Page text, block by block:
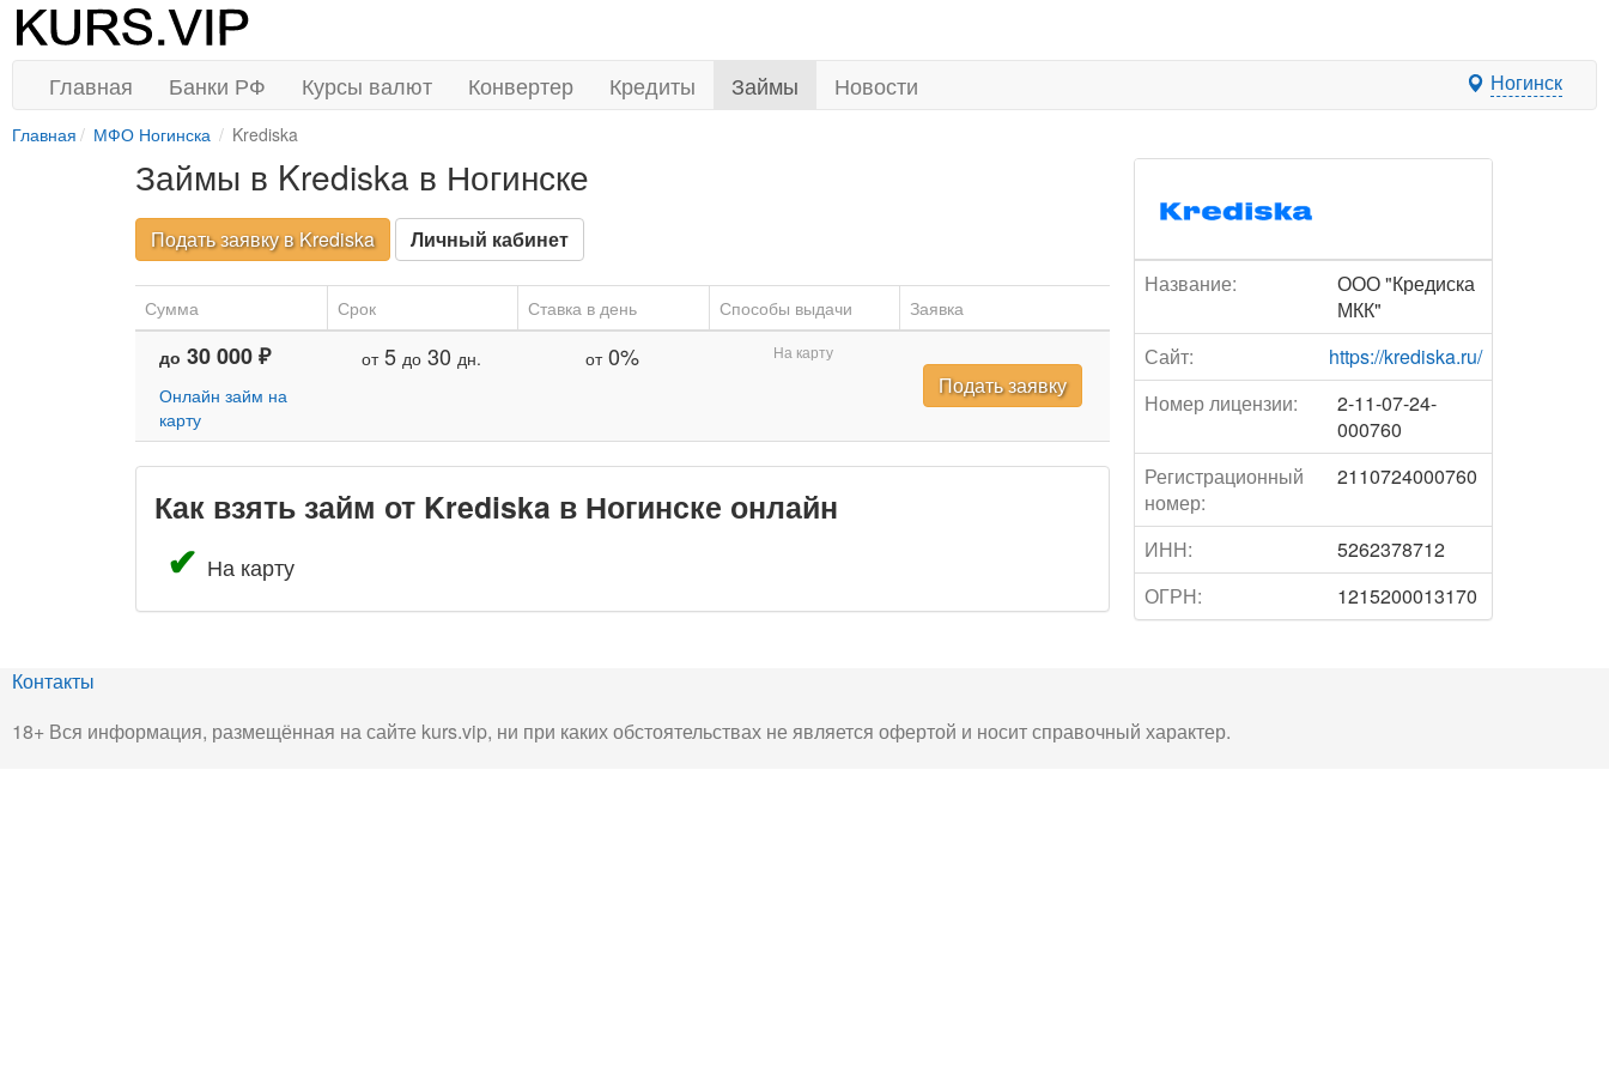
Главная Банки РФ Курсы валют Конвертер Кредиты Займы Новости Ногинск
Главная МФО Ногинска Krediska
Займы в Krediska в Ногинске
Подать заявку в Krediska Личный кабинет
Сумма Срок Ставка в день Способы выдачи Заявка
до 30 000 ₽
Онлайн займ на
карту
от 5 до 30 дн. от0% На карту
Подать заявку
Как взять займ от Krediska в Ногинске онлайн
На карту
Название:
ООО "Кредиска
МКК"
Сайт:
https://krediska.ru/
Номер лицензии:
2-11-07-24-
000760
Регистрационный
номер:
2110724000760
ИНН:
5262378712
ОГРН:
1215200013170
Контакты
18+ Вся информация, размещённая на сайте kurs.vip, ни при каких обстоятельствах не является офертой и носит справочный характер.